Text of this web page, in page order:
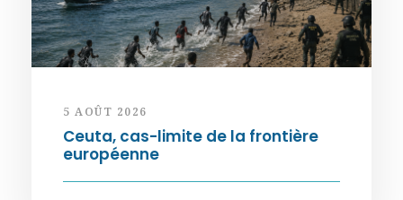
5 AOÛT 2026
Ceuta, cas-limite de la frontière
européenne